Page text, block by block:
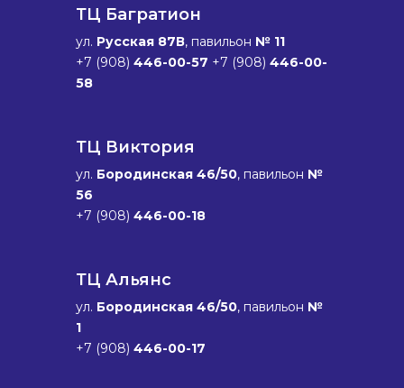
ТЦ Багратион
ул. Русская 87В, павильон № 11
+7 (908) 446-00-57 +7 (908) 446-00-
58
ТЦ Виктория
ул. Бородинская 46/50, павильон №
56
+7 (908) 446-00-18
ТЦ Альянс
ул. Бородинская 46/50, павильон №
1
+7 (908) 446-00-17